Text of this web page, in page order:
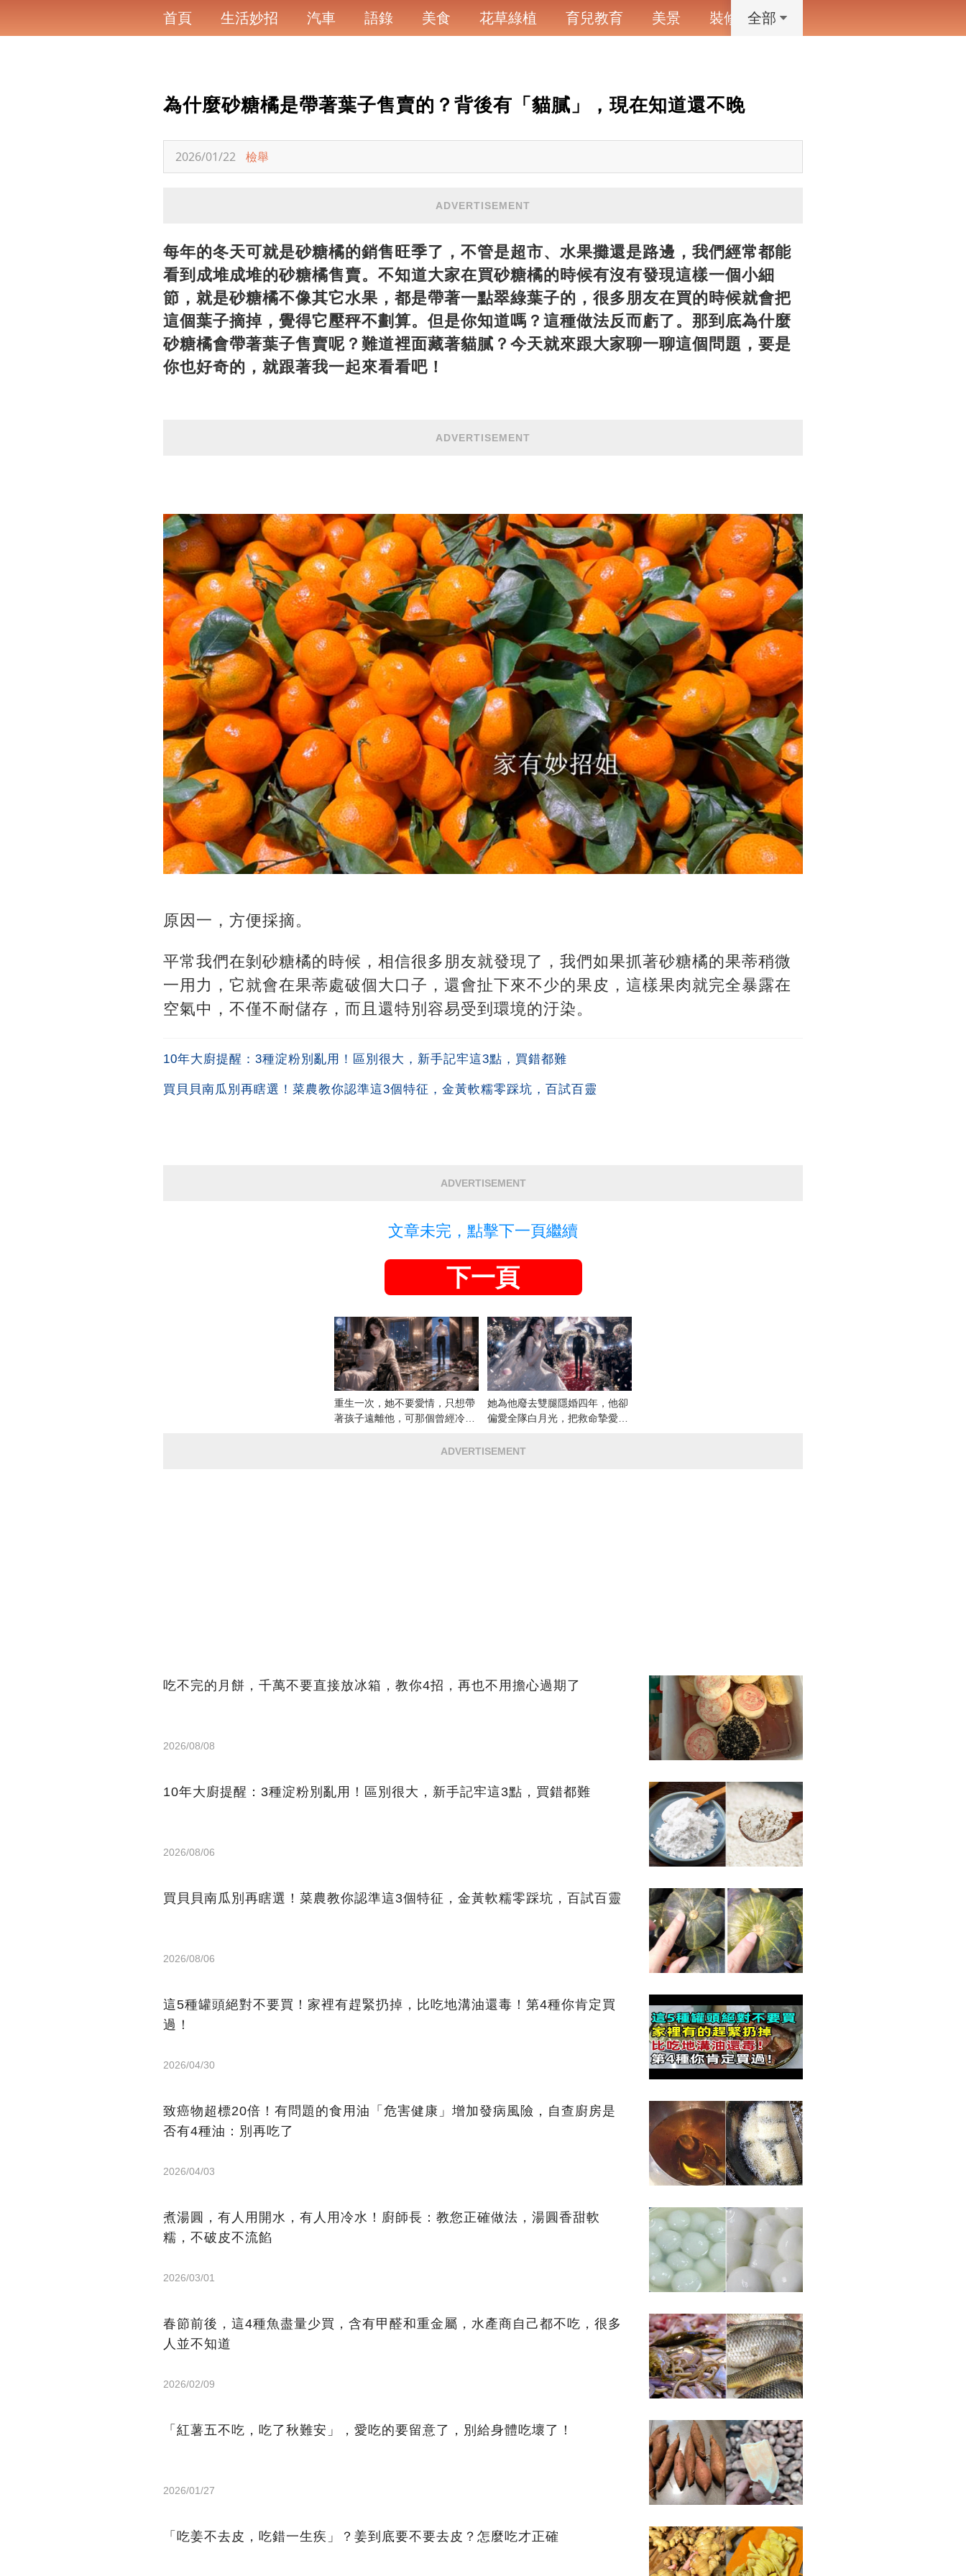
首頁 生活妙招 汽車 語錄 美食 花草綠植 育兒教育 美景 裝修 寵物
全部
為什麼砂糖橘是帶著葉子售賣的？背後有「貓膩」，現在知道還不晚
2026/01/22 檢舉
ADVERTISEMENT
每年的冬天可就是砂糖橘的銷售旺季了，不管是超市、水果攤還是路邊，我們經常都能
看到成堆成堆的砂糖橘售賣。不知道大家在買砂糖橘的時候有沒有發現這樣一個小細
節，就是砂糖橘不像其它水果，都是帶著一點翠綠葉子的，很多朋友在買的時候就會把
這個葉子摘掉，覺得它壓秤不劃算。但是你知道嗎？這種做法反而虧了。那到底為什麼
砂糖橘會帶著葉子售賣呢？難道裡面藏著貓膩？今天就來跟大家聊一聊這個問題，要是
你也好奇的，就跟著我一起來看看吧！
ADVERTISEMENT
原因一，方便採摘。
平常我們在剝砂糖橘的時候，相信很多朋友就發現了，我們如果抓著砂糖橘的果蒂稍微
一用力，它就會在果蒂處破個大口子，還會扯下來不少的果皮，這樣果肉就完全暴露在
空氣中，不僅不耐儲存，而且還特別容易受到環境的汙染。
10年大廚提醒：3種淀粉別亂用！區別很大，新手記牢這3點，買錯都難
買貝貝南瓜別再瞎選！菜農教你認準這3個特征，金黃軟糯零踩坑，百試百靈
ADVERTISEMENT
文章未完，點擊下一頁繼續
下一頁
重生一次，她不要愛情，只想帶
著孩子遠離他，可那個曾經冷漠
她為他廢去雙腿隱婚四年，他卻
偏愛全隊白月光，把救命摯愛當
ADVERTISEMENT
吃不完的月餅，千萬不要直接放冰箱，教你4招，再也不用擔心過期了
2026/08/08
10年大廚提醒：3種淀粉別亂用！區別很大，新手記牢這3點，買錯都難
2026/08/06
買貝貝南瓜別再瞎選！菜農教你認準這3個特征，金黃軟糯零踩坑，百試百靈
2026/08/06
這5種罐頭絕對不要買！家裡有趕緊扔掉，比吃地溝油還毒！第4種你肯定買
過！
2026/04/30
致癌物超標20倍！有問題的食用油「危害健康」增加發病風險，自查廚房是
否有4種油：別再吃了
2026/04/03
煮湯圓，有人用開水，有人用冷水！廚師長：教您正確做法，湯圓香甜軟
糯，不破皮不流餡
2026/03/01
春節前後，這4種魚盡量少買，含有甲醛和重金屬，水產商自己都不吃，很多
人並不知道
2026/02/09
「紅薯五不吃，吃了秋難安」，愛吃的要留意了，別給身體吃壞了！
2026/01/27
「吃姜不去皮，吃錯一生疾」？姜到底要不要去皮？怎麼吃才正確